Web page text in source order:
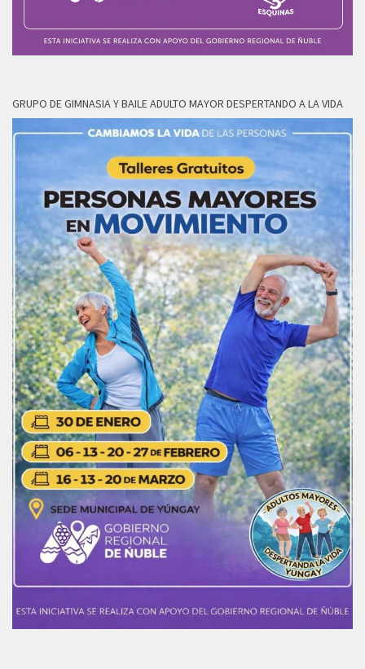
GRUPO DE GIMNASIA Y BAILE ADULTO MAYOR DESPERTANDO A LA VIDA